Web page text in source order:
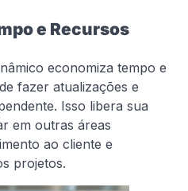
e Recursos
economiza tempo e
fazer atualizações e
Isso libera sua
em outras áreas
ao cliente e
projetos.